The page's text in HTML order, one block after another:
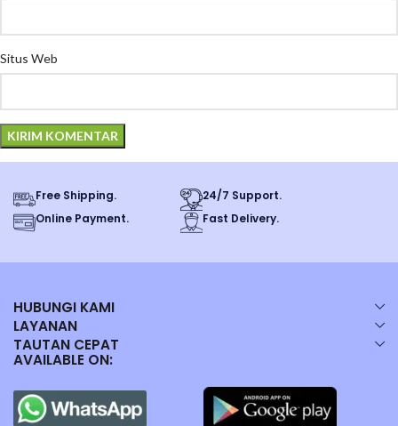
Situs Web
Free Shipping.
24/7 Support.
Online Payment.
Fast Delivery.
HUBUNGI KAMI
LAYANAN
TAUTAN CEPAT
AVAILABLE ON: